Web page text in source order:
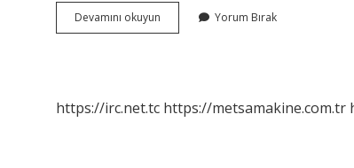
Devamını okuyun
Kızlı
Yorum Bırak
https://irc.net.tc https://metsamakine.com.tr